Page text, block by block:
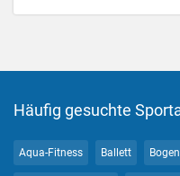
Häufig gesuchte
Aqua-Fitness Ballett